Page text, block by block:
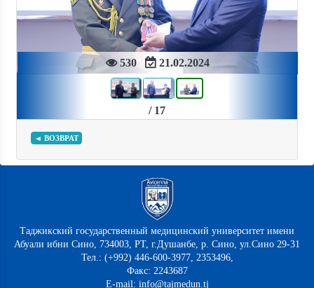
530 21.02.2024
/ 17
◄ ВОЗВРАТ
Таджикский государственный медицинский университет имени
Абуали ибни Сино, 734003, РТ, г.Душанбе, р. Сино, ул.Сино 29-31
Тел.: (+992) 446-600-3977, 2353496,
Факс: 2243687
E-mail: info@tajmedun.tj